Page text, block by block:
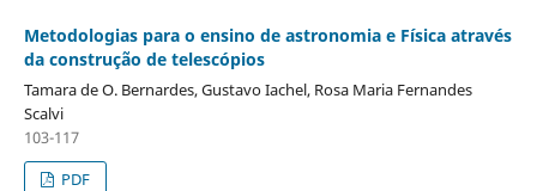
Metodologias para o ensino de astronomia e Física através
da construção de telescópios
Tamara de O. Bernardes, Gustavo Iachel, Rosa Maria Fernandes
Scalvi
103-117
PDF